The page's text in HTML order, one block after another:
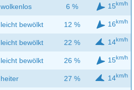
wolkenlos 6 % 15km/h
leicht bewölkt 12 % 16km/h
leicht bewölkt 22 % 14km/h
leicht bewölkt 26 % 15km/h
heiter 27 % 14km/h